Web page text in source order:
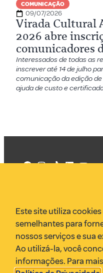
COMUNICAÇÃO
09/07/2026
Virada Cultural
2026 abre
comunicadores
Interessados de todas as
inscrever até 14 de julho
comunicação da edição
ajuda de custo e
VR Assessoria
Parcerias
Envie uma pauta
Anuncie
Este site utiliza
semelhantes para
nossos serviços e sua
Ao utilizá-la, você
informações. Para